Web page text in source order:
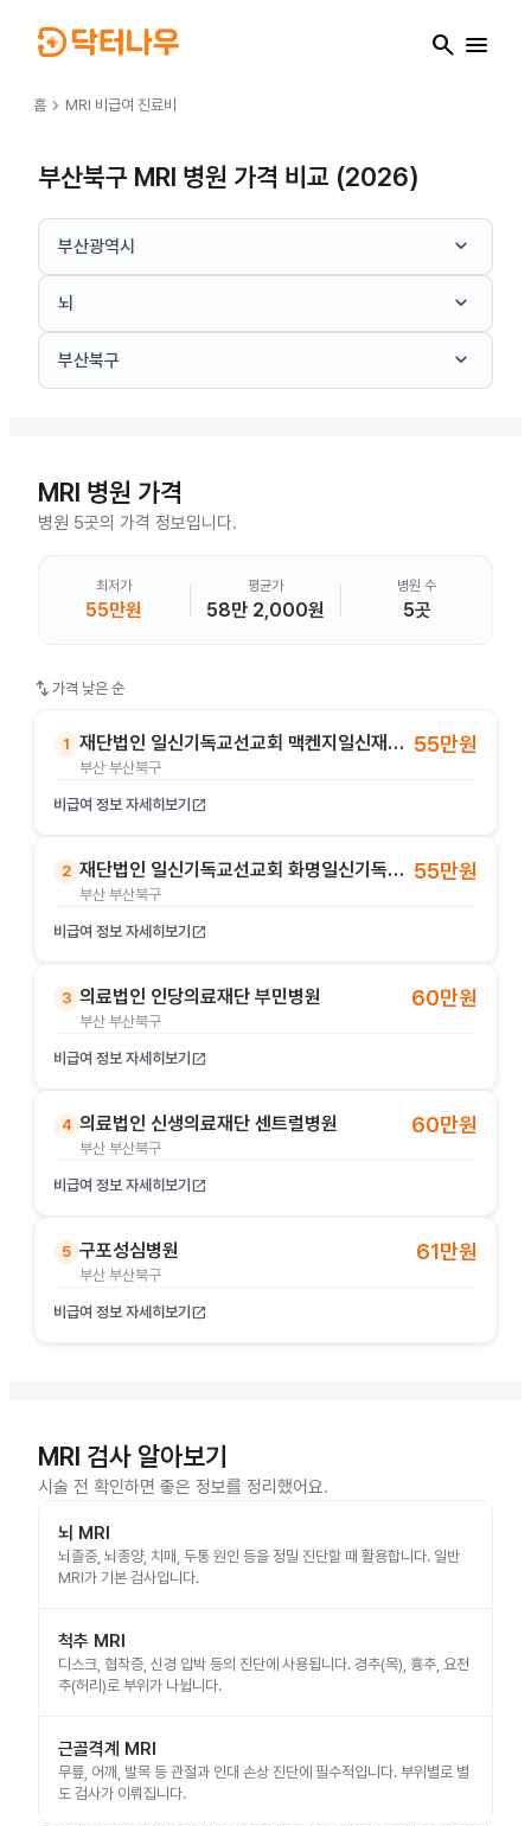
search menu
홈 chevron_right MRI 비급여 진료비
부산북구 MRI 병원 가격 비교 (2026)
부산광역시 keyboard_arrow_down
뇌 keyboard_arrow_down
부산북구 keyboard_arrow_down
MRI 병원 가격
병원 5곳의 가격 정보입니다.
최저가
55만원
평균가
58만 2,000원
병원 수
5곳
swap_vert 가격 낮은 순
1 재단법인 일신기독교선교회 맥켄지일신재활병원
부산 부산북구
55만원
비급여 정보 자세히보기 open_in_new
2 재단법인 일신기독교선교회 화명일신기독병원
부산 부산북구
55만원
비급여 정보 자세히보기 open_in_new
3 의료법인 인당의료재단 부민병원
부산 부산북구
60만원
비급여 정보 자세히보기 open_in_new
4 의료법인 신생의료재단 센트럴병원
부산 부산북구
60만원
비급여 정보 자세히보기 open_in_new
5 구포성심병원
부산 부산북구
61만원
비급여 정보 자세히보기 open_in_new
MRI 검사 알아보기
시술 전 확인하면 좋은 정보를 정리했어요.
뇌 MRI
뇌졸중, 뇌종양, 치매, 두통 원인 등을 정밀 진단할 때 활용합니다. 일반
MRI가 기본 검사입니다.
척추 MRI
디스크, 협착증, 신경 압박 등의 진단에 사용됩니다. 경추(목), 흉추, 요천
추(허리)로 부위가 나뉩니다.
근골격계 MRI
무릎, 어깨, 발목 등 관절과 인대 손상 진단에 필수적입니다. 부위별로 별
도 검사가 이뤄집니다.